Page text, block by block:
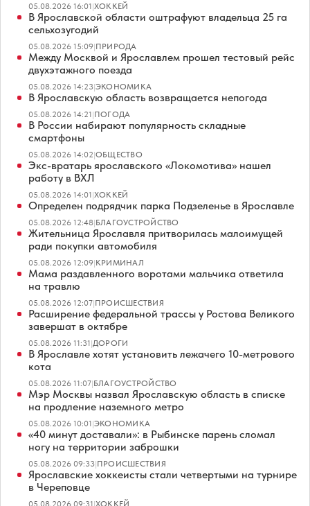
05.08.2026 16:01|ХОККЕЙ
В Ярославской области оштрафуют владельца 25 га
сельхозугодий
05.08.2026 15:09|ПРИРОДА
Между Москвой и Ярославлем прошел тестовый рейс
двухэтажного поезда
05.08.2026 14:23|ЭКОНОМИКА
В Ярославскую область возвращается непогода
05.08.2026 14:21|ПОГОДА
В России набирают популярность складные
смартфоны
05.08.2026 14:02|ОБЩЕСТВО
Экс-вратарь ярославского «Локомотива» нашел
работу в ВХЛ
05.08.2026 14:01|ХОККЕЙ
Определен подрядчик парка Подзеленье в Ярославле
05.08.2026 12:48|БЛАГОУСТРОЙСТВО
Жительница Ярославля притворилась малоимущей
ради покупки автомобиля
05.08.2026 12:09|КРИМИНАЛ
Мама раздавленного воротами мальчика ответила
на травлю
05.08.2026 12:07|ПРОИСШЕСТВИЯ
Расширение федеральной трассы у Ростова Великого
завершат в октябре
05.08.2026 11:31|ДОРОГИ
В Ярославле хотят установить лежачего 10-метрового
кота
05.08.2026 11:07|БЛАГОУСТРОЙСТВО
Мэр Москвы назвал Ярославскую область в списке
на продление наземного метро
05.08.2026 10:01|ЭКОНОМИКА
«40 минут доставали»: в Рыбинске парень сломал
ногу на территории заброшки
05.08.2026 09:33|ПРОИСШЕСТВИЯ
Ярославские хоккеисты стали четвертыми на турнире
в Череповце
05.08.2026 09:31|ХОККЕЙ